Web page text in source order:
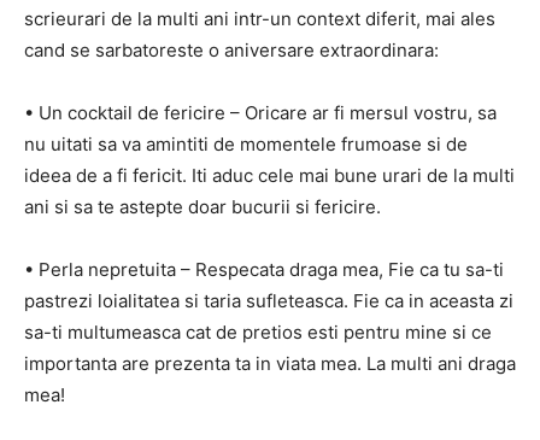
scrieurari de la multi ani intr-un context diferit, mai ales
cand se sarbatoreste o aniversare extraordinara:
• Un cocktail de fericire – Oricare ar fi mersul vostru, sa
nu uitati sa va amintiti de momentele frumoase si de
ideea de a fi fericit. Iti aduc cele mai bune urari de la multi
ani si sa te astepte doar bucurii si fericire.
• Perla nepretuita – Respecata draga mea, Fie ca tu sa-ti
pastrezi loialitatea si taria sufleteasca. Fie ca in aceasta zi
sa-ti multumeasca cat de pretios esti pentru mine si ce
importanta are prezenta ta in viata mea. La multi ani draga
mea!